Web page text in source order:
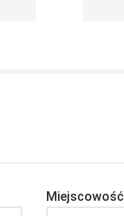
Miejscowość